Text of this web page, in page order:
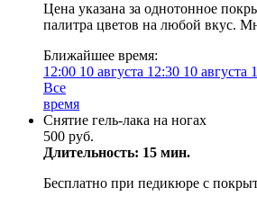
Цена указана за однотонное
палитра цветов на любой вкус.
Ближайшее время:
12:00 10 августа 12:30 10 августа
Все
время
Снятие гель-лака на ногах
500 руб.
Длительность: 15 мин.
Бесплатно при педикюре с